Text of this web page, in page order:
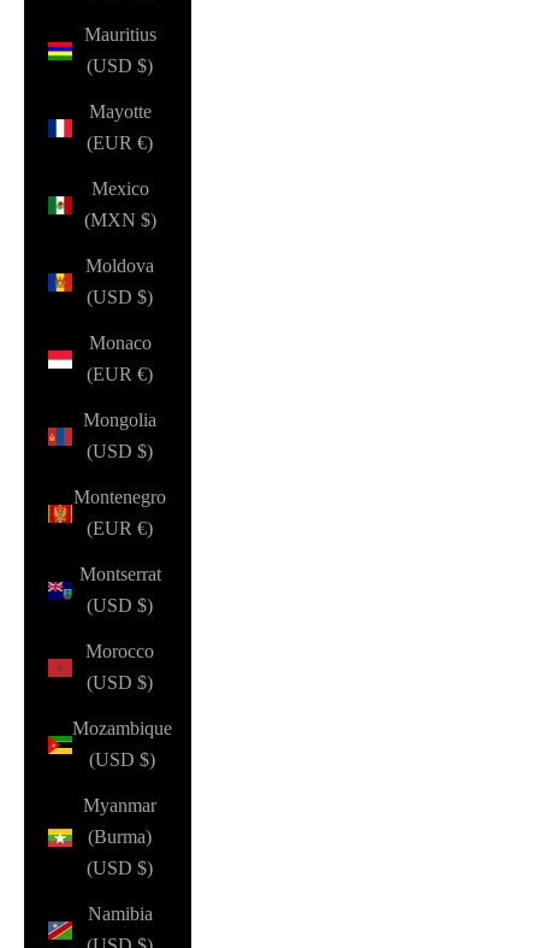
Mauritius
(USD $)
Mayotte
(EUR €)
Mexico
(MXN $)
Moldova
(USD $)
Monaco
(EUR €)
Mongolia
(USD $)
Montenegro
(EUR €)
Montserrat
(USD $)
Morocco
(USD $)
Mozambique
(USD $)
Myanmar
(Burma)
(USD $)
Namibia